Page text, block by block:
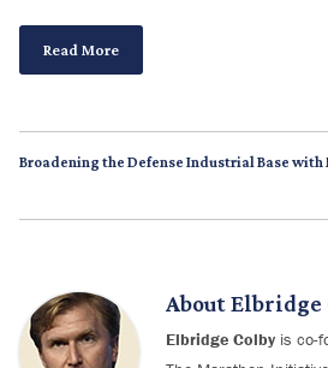
Read More
Broadening the Defense Industrial Base with
AboutElbridge
Elbridge Colby is co-